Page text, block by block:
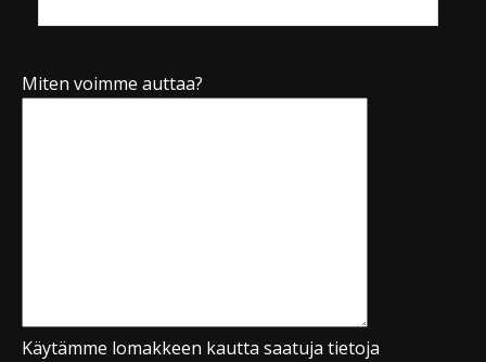
Miten voimme auttaa?
Käytämme lomakkeen kautta saatuja tietoja